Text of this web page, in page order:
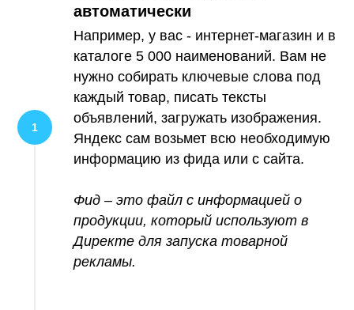
автоматически
Например, у вас - интернет-магазин и в
каталоге 5 000 наименований. Вам не
нужно собирать ключевые слова под
каждый товар, писать тексты
объявлений, загружать изображения.
Яндекс сам возьмет всю необходимую
информацию из фида или с сайта.
Фид – это файл с информацией о
продукции, который используют в
Директе для запуска товарной
рекламы.